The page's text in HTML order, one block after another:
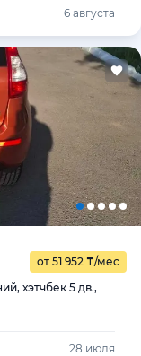
6 августа
от 51 952 ₸/мес
хэтчбек 5 дв.,
28 июля